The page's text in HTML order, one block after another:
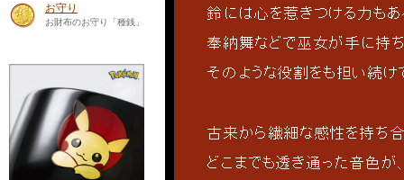
お守り
お財布のお守り「種銭」